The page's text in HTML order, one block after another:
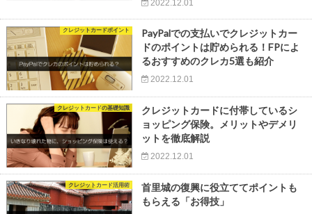
2022.12.01
クレジットカードポイント
PayPalでの支払いでクレジットカー
ドのポイントは貯められる！FPによ
るおすすめのクレカ5選も紹介
2022.12.01
クレジットカードの基礎知識
クレジットカードに付帯しているシ
ョッピング保険。メリットやデメリ
ットを徹底解説
2022.12.01
クレジットカード活用術
首里城の復興に役立ててポイントも
もらえる「お得技」